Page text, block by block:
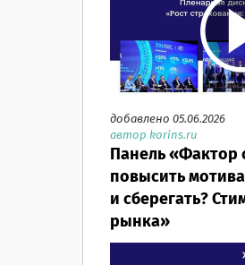
добавлено 05.06.2026
автор korins.ru
Панель «Фактор
повысить
и сберегать?
рынка»